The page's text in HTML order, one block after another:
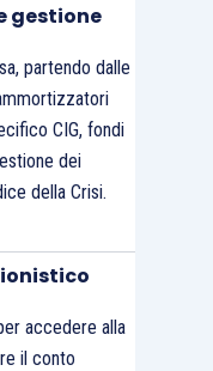
gestione
partendo dalle
CIG, fondi
dei
della Crisi.
accedere alla
il conto